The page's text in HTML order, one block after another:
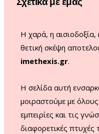
Η χαρά, η
θετική σκέψη
imethexis.gr.
H σελίδα αυτή
μοιραστούμε με όλους
εμπειρίες και τις
διαφορετικές πτυχές